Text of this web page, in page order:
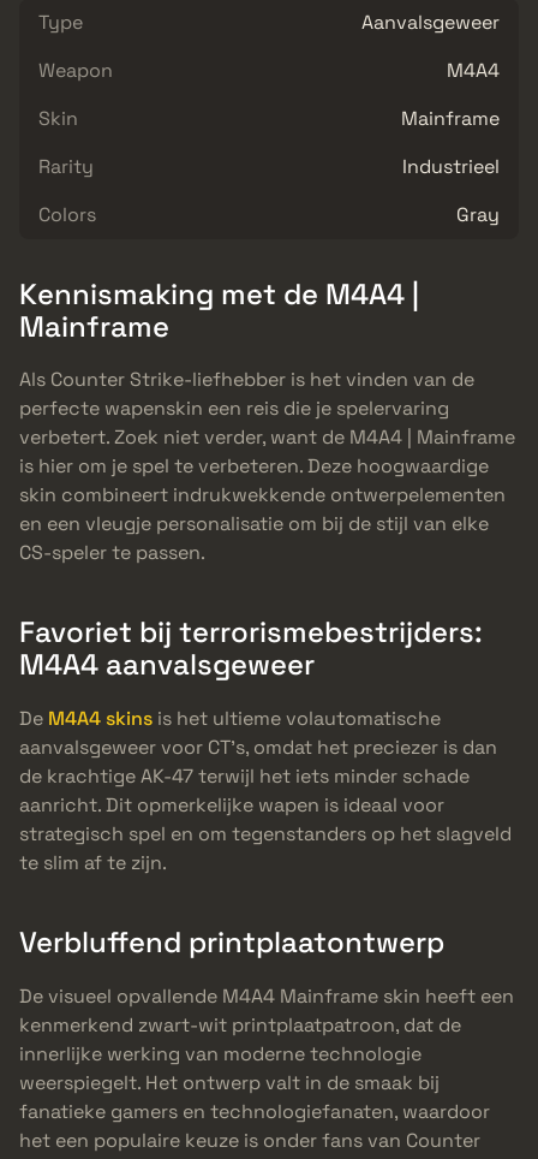
Type
Aanvalsgeweer
Weapon
M4A4
Skin
Mainframe
Rarity
Industrieel
Colors
Gray
Kennismaking met de M4A4 |
Mainframe
Als Counter Strike-liefhebber is het vinden van de
perfecte wapenskin een reis die je spelervaring
verbetert. Zoek niet verder, want de M4A4 | Mainframe
is hier om je spel te verbeteren. Deze hoogwaardige
skin combineert indrukwekkende ontwerpelementen
en een vleugje personalisatie om bij de stijl van elke
CS-speler te passen.
Favoriet bij terrorismebestrijders:
M4A4 aanvalsgeweer
De M4A4 skins is het ultieme volautomatische
aanvalsgeweer voor CT’s, omdat het preciezer is dan
de krachtige AK-47 terwijl het iets minder schade
aanricht. Dit opmerkelijke wapen is ideaal voor
strategisch spel en om tegenstanders op het slagveld
te slim af te zijn.
Verbluffend printplaatontwerp
De visueel opvallende M4A4 Mainframe skin heeft een
kenmerkend zwart-wit printplaatpatroon, dat de
innerlijke werking van moderne technologie
weerspiegelt. Het ontwerp valt in de smaak bij
fanatieke gamers en technologiefanaten, waardoor
het een populaire keuze is onder fans van Counter